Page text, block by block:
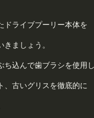
ドライブプーリー本体を
ましょう。
ち込んで歯ブラシを使用
、古いグリスを徹底的に